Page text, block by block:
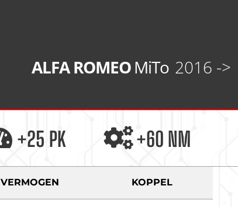
ALFA ROMEOMiTo 2016 ->
+25 PK +60 NM
VERMOGEN KOPPEL